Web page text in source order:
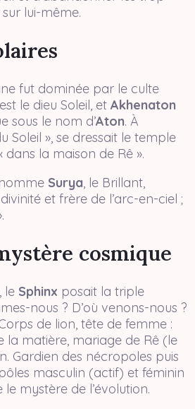
lui-même.
fut dominée par le culte
le dieu Soleil, et Akhenaton
sous le nom d’Aton. À
Soleil », se dressait le temple
dans la maison de Rê ».
Surya, le Brillant,
et frère de l’arc-en-ciel ;
cosmique
le Sphinx posait la triple
nous ? D’où venons-nous ?
de lion, tête de femme :
la matière, mariage de Rê (le
Gardien des nécropoles puis
masculin (actif) et féminin
mystère de l’évolution.